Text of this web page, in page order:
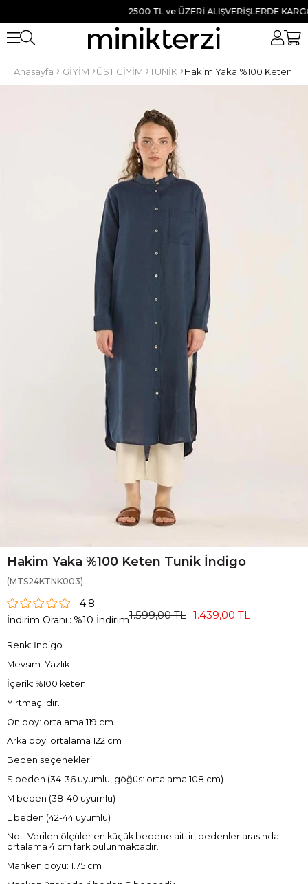
2500 TL ve ÜZERİ ALIŞVERİŞLERDE KARGO
Anasayfa GİYİM ÜST GİYİM TUNİK Hakim Yaka %100 Keten
Hakim Yaka %100 Keten Tunik İndigo
(MTS24KTNK003)
4.8
İndirim Oranı : %10 İndirim1.599,00 TL 1.439,00 TL
Renk: İndigo
Mevsim: Yazlık
İçerik: %100 keten
Yırtmaçlıdır.
Ön boy: ortalama 119 cm
Arka boy: ortalama 122 cm
Beden seçenekleri:
S beden (34-36 uyumlu, göğüs: ortalama 108 cm)
M beden (38-40 uyumlu)
L beden (42-44 uyumlu)
Not: Verilen ölçüler en küçük bedene aittir, bedenler arasında
ortalama 4 cm fark bulunmaktadır.
Manken boyu: 1.75 cm